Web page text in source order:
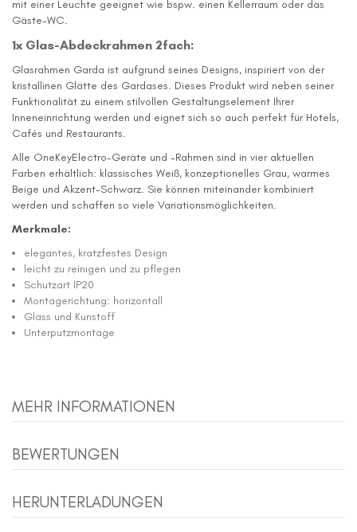
mit einer Leuchte geeignet wie bspw. einen Kellerraum oder das
Gäste-WC.
1x Glas-Abdeckrahmen 2fach:
Glasrahmen Garda ist aufgrund seines Designs, inspiriert von der
kristallinen Glätte des Gardases. Dieses Produkt wird neben seiner
Funktionalität zu einem stilvollen Gestaltungselement Ihrer
Inneneinrichtung werden und eignet sich so auch perfekt für Hotels,
Cafés und Restaurants.
Alle OneKeyElectro-Geräte und -Rahmen sind in vier aktuellen
Farben erhältlich: klassisches Weiß, konzeptionelles Grau, warmes
Beige und Akzent-Schwarz. Sie können miteinander kombiniert
werden und schaffen so viele Variationsmöglichkeiten.
Merkmale:
elegantes, kratzfestes Design
leicht zu reinigen und zu pflegen
Schutzart IP20
Montagerichtung: horizontall
Glass und Kunstoff
Unterputzmontage
MEHR INFORMATIONEN
BEWERTUNGEN
HERUNTERLADUNGEN